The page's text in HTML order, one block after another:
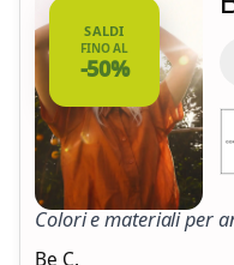
SALDI
FINO AL
-50%
Colori e materiali per
Be C.